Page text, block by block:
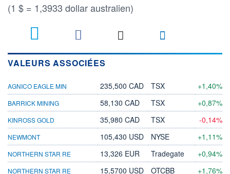
(1 $ = 1,3933 dollar australien)
VALEURS ASSOCIÉES
AGNICO EAGLE MIN 235,500 CAD TSX +1,40%
BARRICK MINING 58,130 CAD TSX +0,87%
KINROSS GOLD 35,980 CAD TSX -0,14%
NEWMONT 105,430 USD NYSE +1,11%
NORTHERN STAR RE 13,326 EUR Tradegate +0,94%
NORTHERN STAR RE 15,5700 USD OTCBB +1,76%